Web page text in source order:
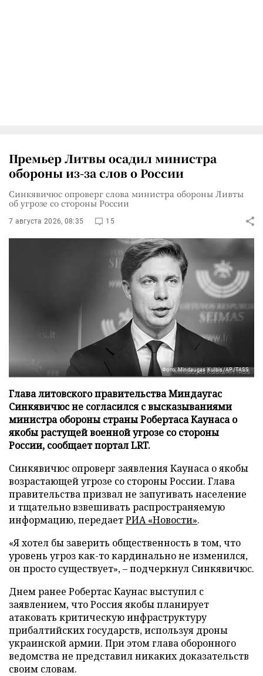
Премьер Литвы осадил министра
обороны из-за слов о России
Синкявичюс опроверг слова министра обороны Ливты
об угрозе со стороны России
7 августа 2026, 08:35 15
Фото: Mindaugas Kulbis/AP/TASS
Глава литовского правительства Миндаугас
Синкявичюс не согласился с высказываниями
министра обороны страны Робертаса Каунаса о
якобы растущей военной угрозе со стороны
России, сообщает портал LRT.
Синкявичюс опроверг заявления Каунаса о якобы
возрастающей угрозе со стороны России. Глава
правительства призвал не запугивать население
и тщательно взвешивать распространяемую
информацию, передаетРИА «Новости».
«Я хотел бы заверить общественность в том, что
уровень угроз как-то кардинально не изменился,
он просто существует», – подчеркнул Синкявичюс.
Днем ранее Робертас Каунас выступил с
заявлением, что Россия якобы планирует
атаковать критическую инфраструктуру
прибалтийских государств, используя дроны
украинской армии. При этом глава оборонного
ведомства не представил никаких доказательств
своим словам.